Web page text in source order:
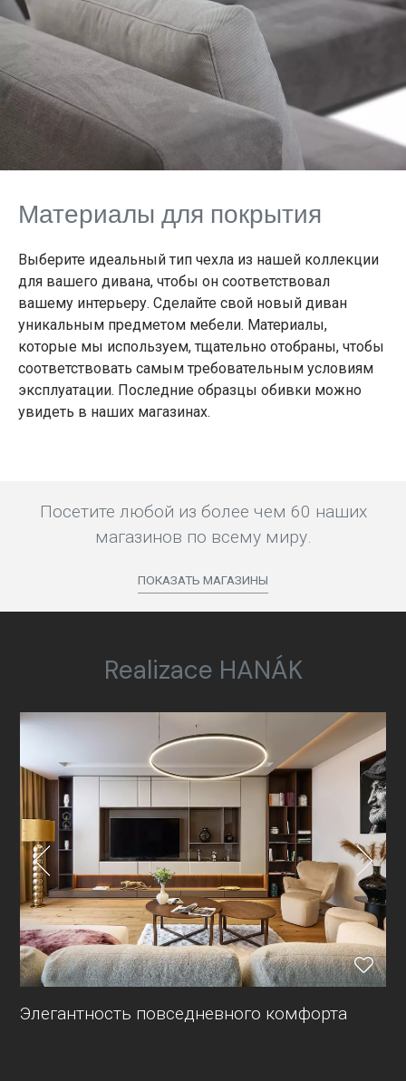
Материалы для покрытия
Выберите идеальный тип чехла из нашей коллекции
для вашего дивана, чтобы он соответствовал
вашему интерьеру. Сделайте свой новый диван
уникальным предметом мебели. Материалы,
которые мы используем, тщательно отобраны, чтобы
соответствовать самым требовательным условиям
эксплуатации. Последние образцы обивки можно
увидеть в наших магазинах.
Посетите любой из более чем 60 наших
магазинов по всему миру.
ПОКАЗАТЬ МАГАЗИНЫ
Realizace HANÁK
Элегантность повседневного комфорта